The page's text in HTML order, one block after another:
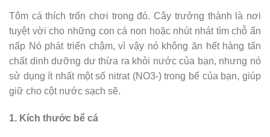
Tôm cá thích trốn chơi trong đó. Cây trưởng thành là nơi
tuyệt vời cho những con cá non hoặc nhút nhát tìm chỗ ẩn
nấp Nó phát triển chậm, vì vậy nó không ăn hết hàng tấn
chất dinh dưỡng dư thừa ra khỏi nước của bạn, nhưng nó
sử dụng ít nhất một số nitrat (NO3-) trong bể của bạn, giúp
giữ cho cột nước sạch sẽ.
1. Kích thước bể cá